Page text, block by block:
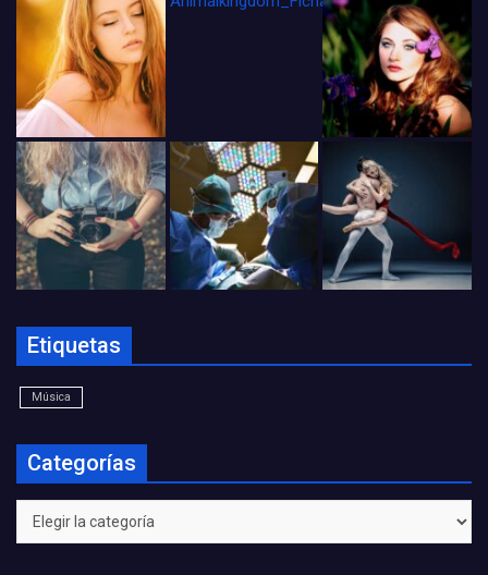
Etiquetas
Música
Categorías
Categorías